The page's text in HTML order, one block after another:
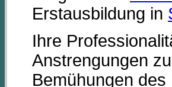
Erstausbildung in
Ihre
Anstrengungen
Bemühungen